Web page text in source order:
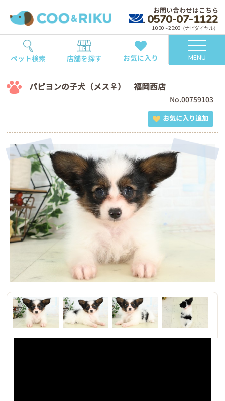
お問い合わせはこちら
0570-07-1122
10:00～20:00（ナビダイヤル）
ペット検索 店舗を探す お気に入り MENU
パピヨンの子犬（メス♀） 福岡西店
No.00759103
お気に入り追加